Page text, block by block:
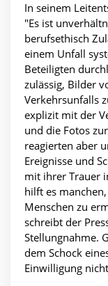
In seinem
"Es ist
berufsethisch
einem Unfall
Beteiligten
zulässig, Bilder
Verkehrsunfalls
explizit mit der
und die Fotos
reagierten aber
Ereignisse und
mit ihrer Trauer
hilft es
Menschen zu
schreibt der
Stellungnahme.
dem Schock
Einwilligung